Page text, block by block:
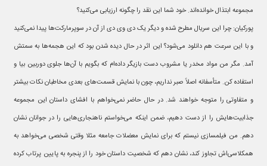
مجموعه ابتذال خوانده‌اند. خود شما این نقد را چگونه ارزیابی می‌کنید؟
پورکیان: چرا این سریال مطرح شده و دیگر یک دی وی دی از آن در سوپرمارکت‌ها پیدا نمی‌کنید
و با این سرعت هم دانلود می‌شود؟ این اثر در حال دیده شدن بود که این هجمه‌ها به سمتش
آمد. مگر من مواد مخدر یا مشروب دست بازیگر داده‌ام که بگویم با آن‌ها جلوی دوربین بیا و
استفاده کن. متأسفانه اصلاً صبر نداریم، چون با نمایش قسمت‌های بعدی مخاطبان نکات بیشتر
و متفاوتی را متوجه خواهند شد. در حال حاضر نمی‌خواهم با افشای داستان این مجموعه
جذابیت‌هایش را از دست دهیم، ضمن اینکه می‌خواستم ناهنجاری‌هایی را در جوانان نشان
دهم. من فیلمسازی نیستم که برای نمایش معضلات جامعه مثلا وقتی شخصی می‌خواهد به
همکلاسی‌اش تجاوز کند، نشان دهم که شخصیت داستان خود را از پنجره به پایین پرتاب کرده